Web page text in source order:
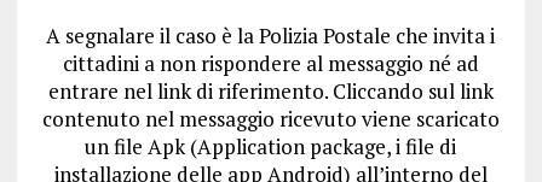
A segnalare il caso è la Polizia Postale che invita i
cittadini a non rispondere al messaggio né ad
entrare nel link di riferimento. Cliccando sul link
contenuto nel messaggio ricevuto viene scaricato
un file Apk (Application package, i file di
installazione delle app Android) all’interno del